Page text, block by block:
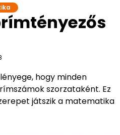
hogy minden
szorzataként. Ez
játszik a matematika